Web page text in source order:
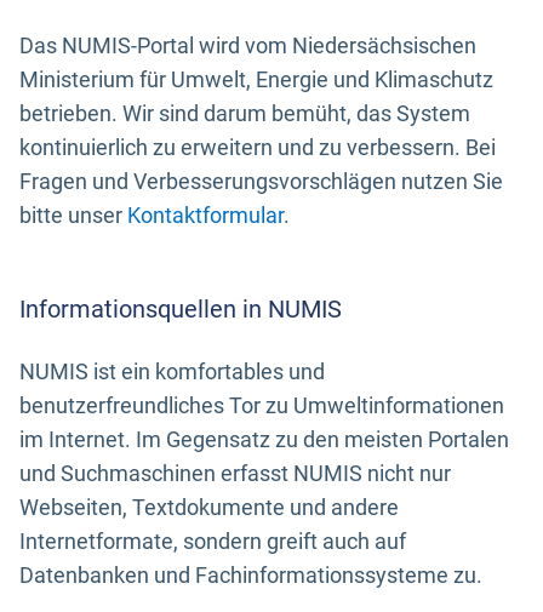
Das NUMIS-Portal wird vom Niedersächsischen
Ministerium für Umwelt, Energie und Klimaschutz
betrieben. Wir sind darum bemüht, das System
kontinuierlich zu erweitern und zu verbessern. Bei
Fragen und Verbesserungsvorschlägen nutzen Sie
bitte unser Kontaktformular.
Informationsquellen in NUMIS
NUMIS ist ein komfortables und
benutzerfreundliches Tor zu Umweltinformationen
im Internet. Im Gegensatz zu den meisten Portalen
und Suchmaschinen erfasst NUMIS nicht nur
Webseiten, Textdokumente und andere
Internetformate, sondern greift auch auf
Datenbanken und Fachinformationssysteme zu.